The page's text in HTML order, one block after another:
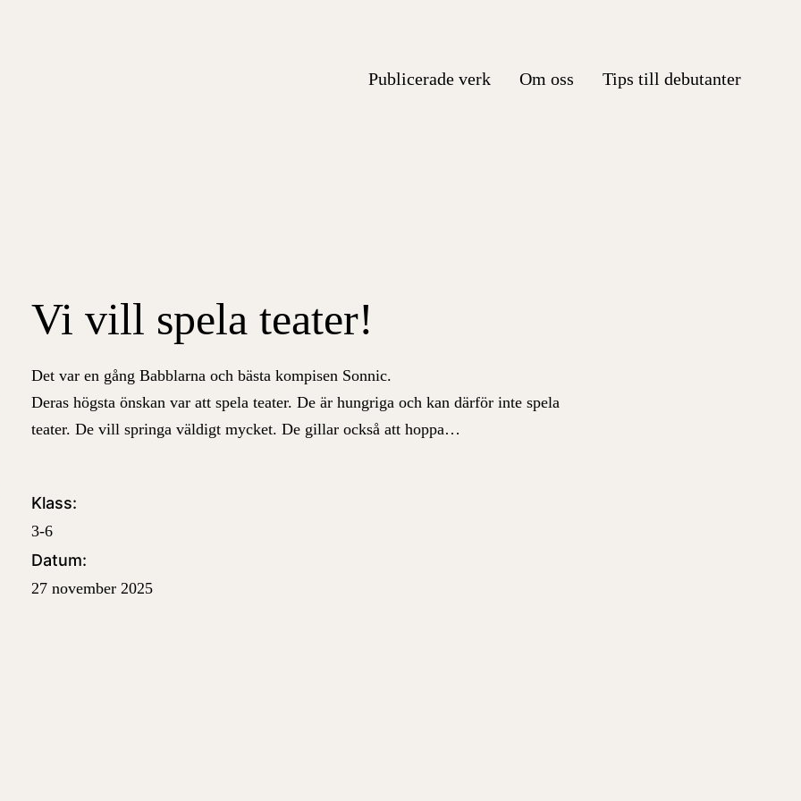
Publicerade verk Om oss Tips till debutanter
Vi vill spela teater!
Det var en gång Babblarna och bästa kompisen Sonnic.
Deras högsta önskan var att spela teater. De är hungriga och kan därför inte spela
teater. De vill springa väldigt mycket. De gillar också att hoppa…
Klass:
3-6
Datum:
27 november 2025